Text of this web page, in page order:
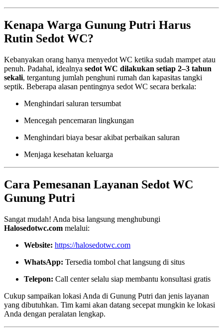
Kenapa Warga Gunung Putri Harus
Rutin Sedot WC?
Kebanyakan orang hanya menyedot WC ketika sudah mampet atau
penuh. Padahal, idealnya sedot WC dilakukan setiap 2–3 tahun
sekali, tergantung jumlah penghuni rumah dan kapasitas tangki
septik. Beberapa alasan pentingnya sedot WC secara berkala:
Menghindari saluran tersumbat
Mencegah pencemaran lingkungan
Menghindari biaya besar akibat perbaikan saluran
Menjaga kesehatan keluarga
Cara Pemesanan Layanan Sedot WC
Gunung Putri
Sangat mudah! Anda bisa langsung menghubungi
Halosedotwc.com melalui:
Website: https://halosedotwc.com
WhatsApp: Tersedia tombol chat langsung di situs
Telepon: Call center selalu siap membantu konsultasi gratis
Cukup sampaikan lokasi Anda di Gunung Putri dan jenis layanan
yang dibutuhkan. Tim kami akan datang secepat mungkin ke lokasi
Anda dengan peralatan lengkap.